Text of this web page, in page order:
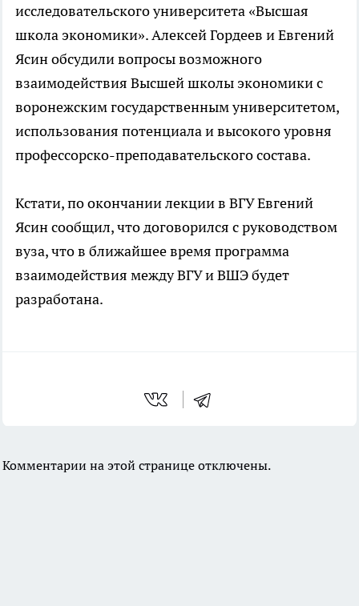
исследовательского университета «Высшая
школа экономики». Алексей Гордеев и Евгений
Ясин обсудили вопросы возможного
взаимодействия Высшей школы экономики с
воронежским государственным университетом,
использования потенциала и высокого уровня
профессорско-преподавательского состава.
Кстати, по окончании лекции в ВГУ Евгений
Ясин сообщил, что договорился с руководством
вуза, что в ближайшее время программа
взаимодействия между ВГУ и ВШЭ будет
разработана.
Комментарии на этой странице отключены.